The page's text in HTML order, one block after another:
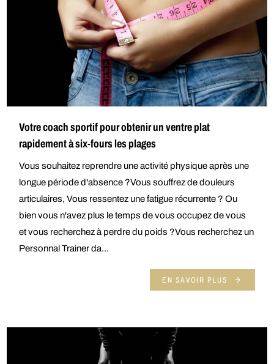
Votre coach sportif pour obtenir un ventre plat
rapidement à six-fours les plages
Vous souhaitez reprendre une activité physique après une
longue période d'absence ?Vous souffrez de douleurs
articulaires, Vous ressentez une fatigue récurrente ? Ou
bien vous n'avez plus le temps de vous occupez de vous
et vous recherchez à perdre du poids ?Vous recherchez un
Personnal Trainer da...
EN SAVOIR PLUS